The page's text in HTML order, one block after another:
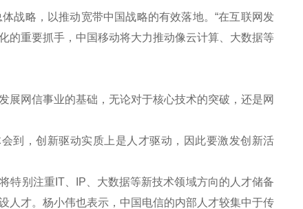
略，以推动宽带中国战略的有效落地。“在互联网发
的重要抓手，中国移动将大力推动像云计算、大数据等
网信事业的基础，无论对于核心技术的突破，还是网
，创新驱动实质上是人才驱动，因此要激发创新活
别注重IT、IP、大数据等新技术领域方向的人才储备
人才。杨小伟也表示，中国电信的内部人才较集中于传